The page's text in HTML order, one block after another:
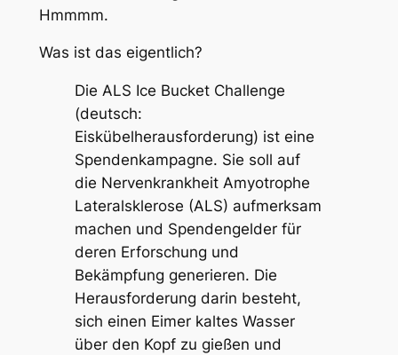
Hmmmm.
Was ist das eigentlich?
Die ALS Ice Bucket Challenge
(deutsch:
Eiskübelherausforderung) ist eine
Spendenkampagne. Sie soll auf
die Nervenkrankheit Amyotrophe
Lateralsklerose (ALS) aufmerksam
machen und Spendengelder für
deren Erforschung und
Bekämpfung generieren. Die
Herausforderung darin besteht,
sich einen Eimer kaltes Wasser
über den Kopf zu gießen und